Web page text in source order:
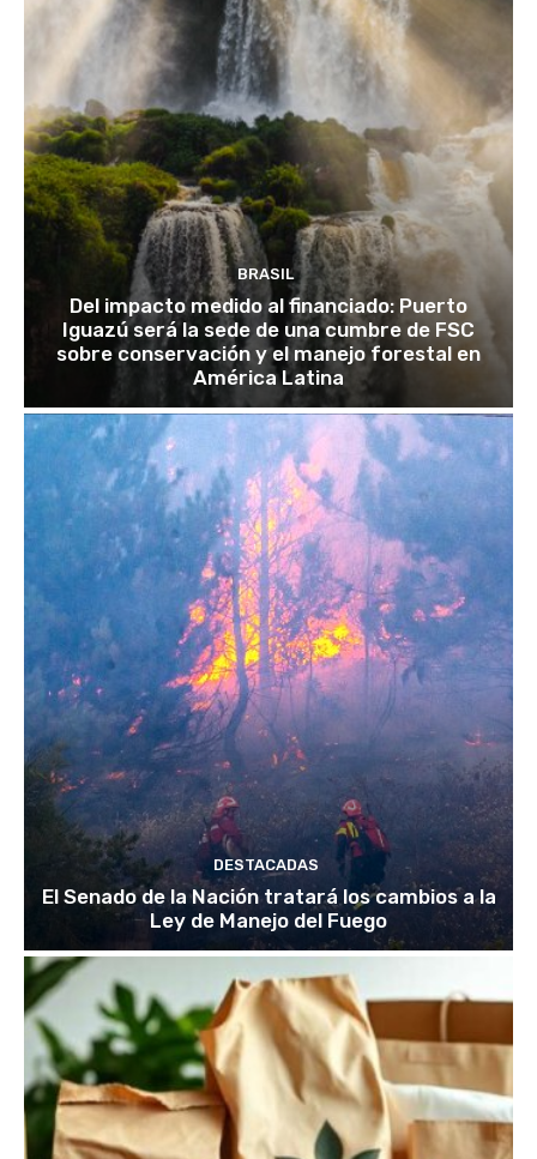
BRASIL
Del impacto medido al financiado: Puerto
Iguazú será la sede de una cumbre de FSC
sobre conservación y el manejo forestal en
América Latina
DESTACADAS
El Senado de la Nación tratará los cambios a la
Ley de Manejo del Fuego